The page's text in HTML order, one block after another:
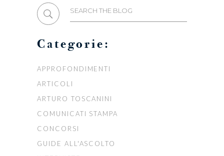
Search
for:
Categorie:
APPROFONDIMENTI
ARTICOLI
ARTURO TOSCANINI
COMUNICATI STAMPA
CONCORSI
GUIDE ALL'ASCOLTO